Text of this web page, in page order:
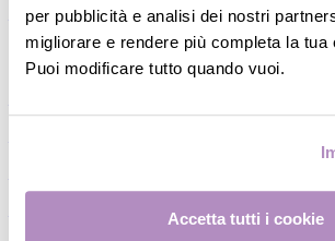
per pubblicità e analisi dei nostri
migliorare e rendere più completa la
Puoi modificare tutto quando vuoi.
Accetta tutti i cookie
―Massaggiagengive
Pappa